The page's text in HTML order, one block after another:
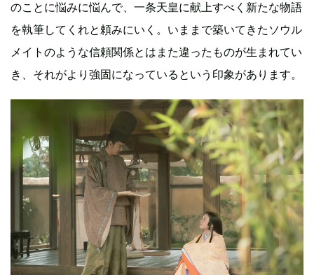
のことに悩みに悩んで、一条天皇に献上すべく新たな物語
を執筆してくれと頼みにいく。いままで築いてきたソウル
メイトのような信頼関係とはまた違ったものが生まれてい
き、それがより強固になっているという印象があります。